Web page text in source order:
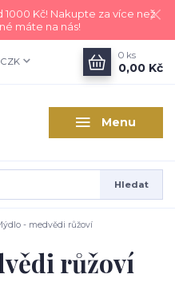
Kč! Nakupte za více než
máte na nás!
Menu
CZK
Hledat
0 ks
0,00 Kč
- medvědi růžoví
růžoví